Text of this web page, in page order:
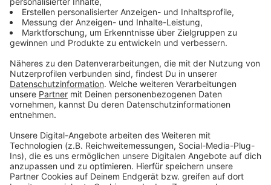
Wir benötigen Ihre
Zustimmung, um den YouTube
Video-Service zu laden!
Wir verwenden einen Service eines
Drittanbieters, um Videoinhalte
einzubetten. Dieser Service kann
Daten zu Ihren Aktivitäten
Details durch und stimmen Sie der
Nutzung des Service zu, um dieses
Video anzusehen.